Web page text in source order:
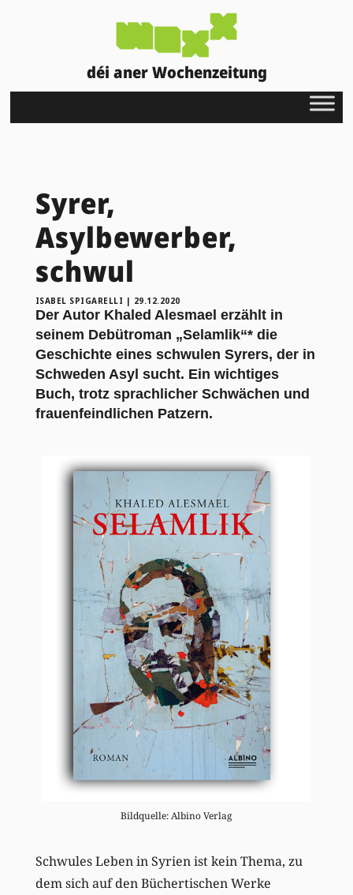
déi aner Wochenzeitung
Syrer,
Asylbewerber,
schwul
ISABEL SPIGARELLI | 29.12.2020
Der Autor Khaled Alesmael erzählt in
seinem Debütroman „Selamlik“* die
Geschichte eines schwulen Syrers, der in
Schweden Asyl sucht. Ein wichtiges
Buch, trotz sprachlicher Schwächen und
frauenfeindlichen Patzern.
Bildquelle: Albino Verlag
Schwules Leben in Syrien ist kein Thema, zu
dem sich auf den Büchertischen Werke